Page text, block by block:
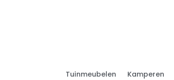
Tuinmeubelen Kamperen